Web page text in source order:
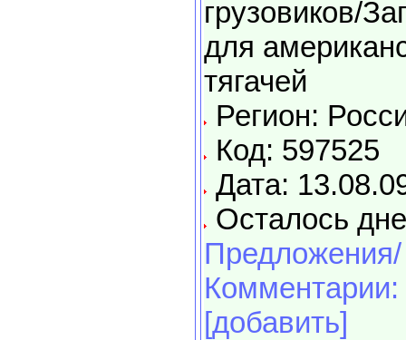
грузовиков/
для
тягачей
Регион:
Код: 597525
Дата:
Осталось
Предложения/
Комментарии:
[добавить]